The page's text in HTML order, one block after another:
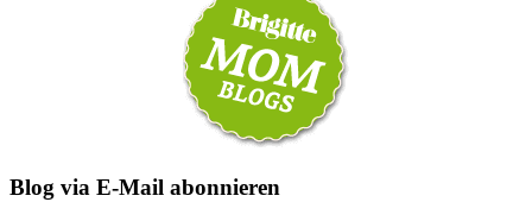
Blog via E-Mail abonnieren